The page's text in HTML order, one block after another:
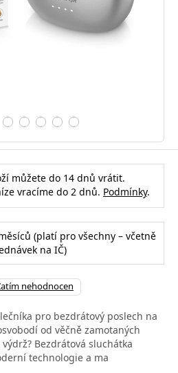
můžete do 14 dnů vrátit.
vracíme do 2 dnů. Podmínky.
(platí pro všechny – včetně
na IČ)
nehodnocen
pro bezdrátový poslech na
od věčně zamotaných
Bezdrátová sluchátka
technologie a ma